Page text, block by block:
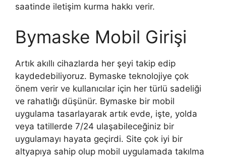
saatinde iletişim kurma hakkı verir.
Bymaske Mobil Girişi
Artık akıllı cihazlarda her şeyi takip edip
kaydedebiliyoruz. Bymaske teknolojiye çok
önem verir ve kullanıcılar için her türlü sadeliği
ve rahatlığı düşünür. Bymaske bir mobil
uygulama tasarlayarak artık evde, işte, yolda
veya tatillerde 7/24 ulaşabileceğiniz bir
uygulamayı hayata geçirdi. Site çok iyi bir
altyapıya sahip olup mobil uygulamada takılma